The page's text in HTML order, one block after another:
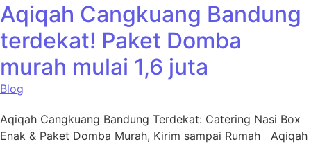
Aqiqah Cangkuang Bandung
terdekat! Paket Domba
murah mulai 1,6 juta
Blog
Aqiqah Cangkuang Bandung Terdekat: Catering Nasi Box
Enak & Paket Domba Murah, Kirim sampai Rumah Aqiqah